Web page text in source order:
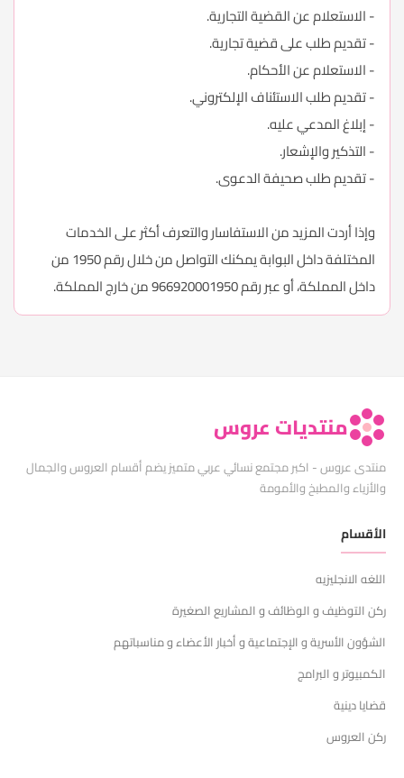
- الاستعلام عن القضية التجارية.
- تقديم طلب على قضية تجارية.
- الاستعلام عن الأحكام.
- تقديم طلب الاستئناف الإلكتروني.
- إبلاغ المدعي عليه.
- التذكير والإشعار.
- تقديم طلب صحيفة الدعوى.
وإذا أردت المزيد من الاستفاسار والتعرف أكثر على الخدمات
المختلفة داخل البوابة يمكنك التواصل من خلال رقم 1950 من
داخل المملكة، أو عبر رقم 966920001950 من خارج المملكة.
منتديات عروس
منتدى عروس - اكبر مجتمع نسائي عربي متميز يضم أقسام العروس والجمال
والأزياء والمطبخ والأمومة
الأقسام
اللغه الانجليزيه
ركن التوظيف و الوظائف و المشاريع الصغيرة
الشؤون الأسرية و الإجتماعية و أخبار الأعضاء و مناسباتهم
الكمبيوتر و البرامج
قضايا دينية
ركن العروس